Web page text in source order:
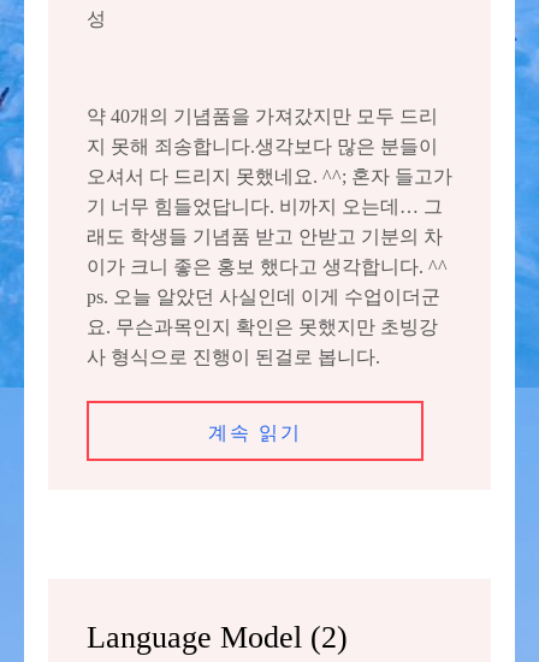
성
약 40개의 기념품을 가져갔지만 모두 드리
지 못해 죄송합니다.생각보다 많은 분들이
오셔서 다 드리지 못했네요. ^^; 혼자 들고가
기 너무 힘들었답니다. 비까지 오는데… 그
래도 학생들 기념품 받고 안받고 기분의 차
이가 크니 좋은 홍보 했다고 생각합니다. ^^
ps. 오늘 알았던 사실인데 이게 수업이더군
요. 무슨과목인지 확인은 못했지만 초빙강
사 형식으로 진행이 된걸로 봅니다.
계속 읽기
Language Model (2)